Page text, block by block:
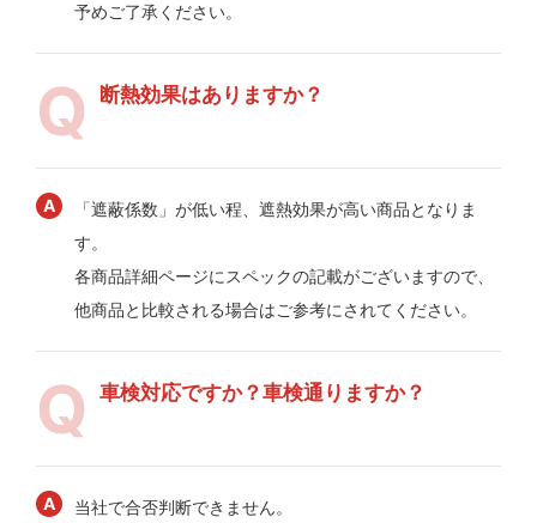
予めご了承ください。
断熱効果はありますか？
「遮蔽係数」が低い程、遮熱効果が高い商品となりま
す。
各商品詳細ページにスペックの記載がございますので、
他商品と比較される場合はご参考にされてください。
車検対応ですか？車検通りますか？
当社で合否判断できません。